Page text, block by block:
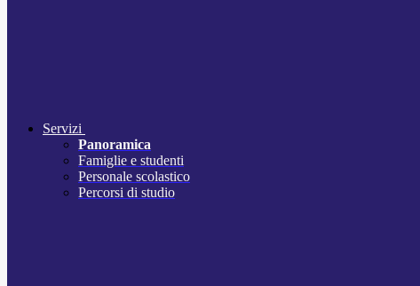
Servizi
Panoramica
Famiglie e studenti
Personale scolastico
Percorsi di studio